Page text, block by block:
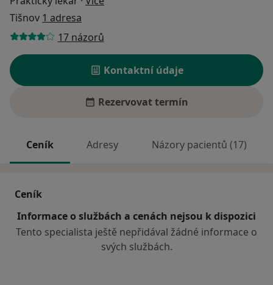
Tišnov 1 adresa
17 názorů
Kontaktní údaje
Rezervovat termín
Ceník Adresy Názory pacientů (17)
Ceník
Informace o službách a cenách nejsou k dispozici
Tento specialista ještě nepřidával žádné informace o
svých službách.